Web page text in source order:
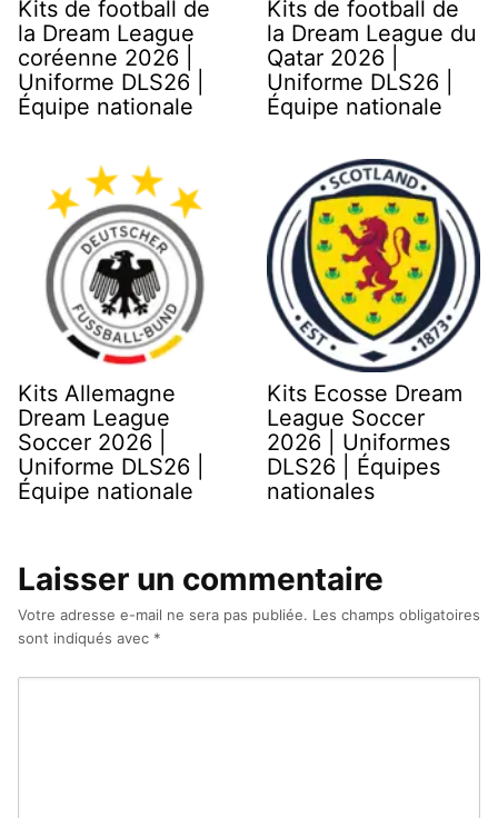
Kits de football de
la Dream League
coréenne 2026 |
Uniforme DLS26 |
Équipe nationale
Kits de football de
la Dream League du
Qatar 2026 |
Uniforme DLS26 |
Équipe nationale
Kits Allemagne
Dream League
Soccer 2026 |
Uniforme DLS26 |
Équipe nationale
Kits Ecosse Dream
League Soccer
2026 | Uniformes
DLS26 | Équipes
nationales
Laisser un commentaire
Votre adresse e-mail ne sera pas publiée. Les champs obligatoires
sont indiqués avec *